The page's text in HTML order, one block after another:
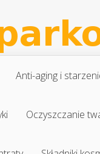
Anti-aging i
Oczyszczanie